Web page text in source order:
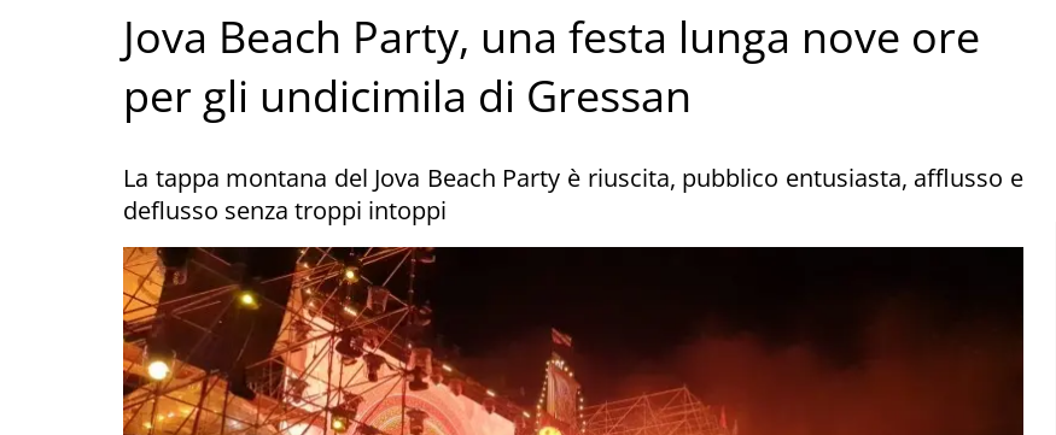
Jova Beach Party, una festa lunga nove ore
per gli undicimila di Gressan
La tappa montana del Jova Beach Party è riuscita, pubblico entusiasta, afflusso e
deflusso senza troppi intoppi